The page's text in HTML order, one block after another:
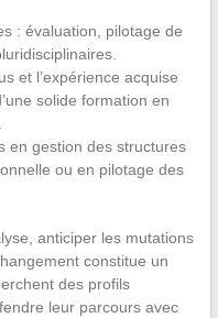
: évaluation, pilotage de
et l’expérience acquise
solide formation en
en gestion des structures
ou en pilotage des
anticiper les mutations
constitue un
des profils
leur parcours avec